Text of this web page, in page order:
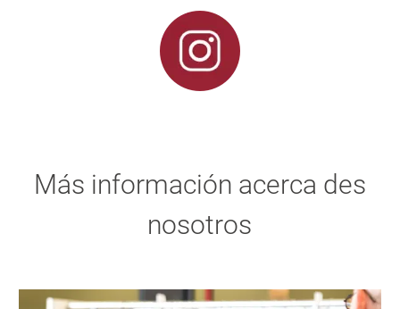
Más información acerca des
nosotros